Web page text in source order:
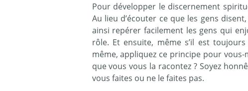
Pour développer le discernement
Au lieu d’écouter ce que les gens
ainsi repérer facilement les gens qui
rôle. Et ensuite, même s’il est
même, appliquez ce principe pour
que vous vous la racontez ? Soyez
vous faites ou ne le faites pas.